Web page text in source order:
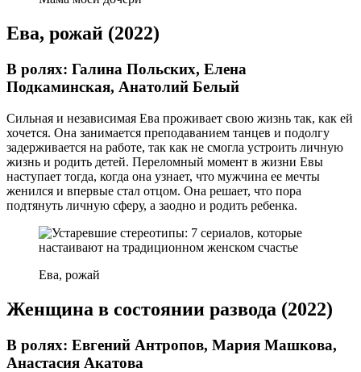
Ева, рожай (2022)
В ролях: Галина Польских, Елена
Подкаминская, Анатолий Белый
Сильная и независимая Ева проживает свою жизнь так, как ей
хочется. Она занимается преподаванием танцев и подолгу
задерживается на работе, так как не смогла устроить личную
жизнь и родить детей. Переломный момент в жизни Евы
наступает тогда, когда она узнает, что мужчина ее мечты
женился и впервые стал отцом. Она решает, что пора
подтянуть личную сферу, а заодно и родить ребенка.
Ева, рожай
Женщина в состоянии развода (2022)
В ролях: Евгений Антропов, Мария Машкова,
Анастасия Акатова